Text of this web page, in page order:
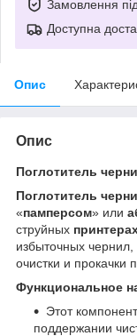
Замовлення
Доступна
Опис
Опис
Поглотитель
Поглотитель
«памперсом» или
струйных
избыточных
очистки и прокачки
Функциональное
Этот
поддержании